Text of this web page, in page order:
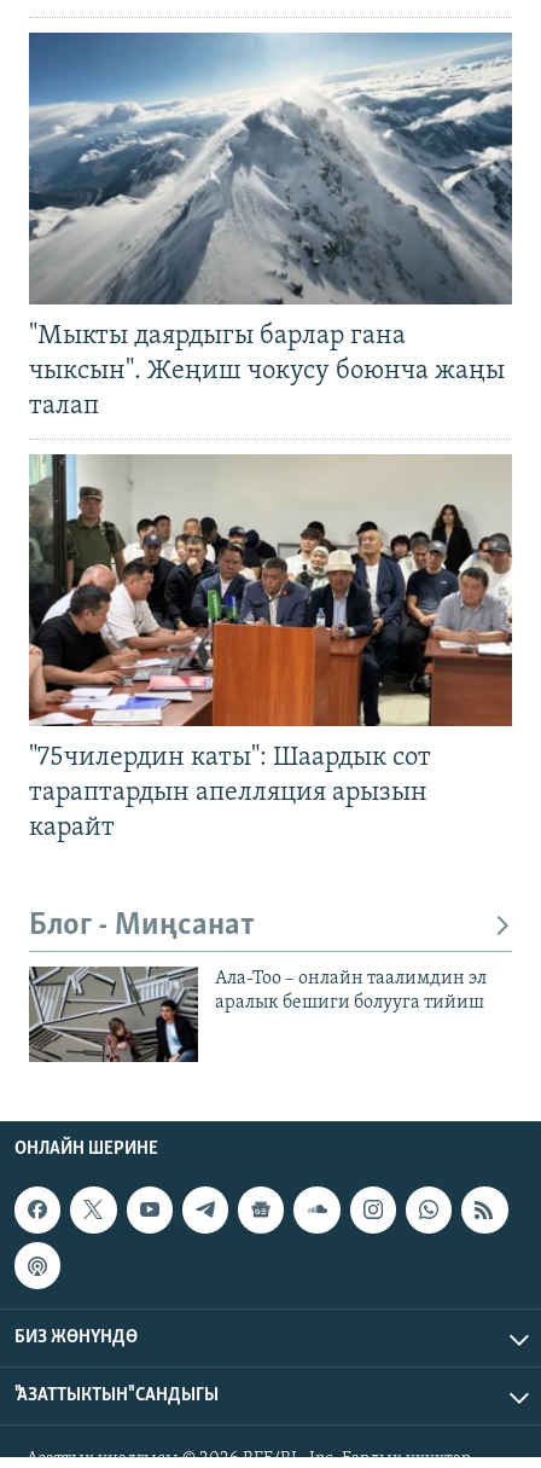
"Мыкты даярдыгы барлар гана
чыксын". Жеңиш чокусу боюнча жаңы
талап
"75чилердин каты": Шаардык сот
тараптардын апелляция арызын
карайт
Блог - Миңсанат
Ала-Тоо – онлайн таалимдин эл
аралык бешиги болууга тийиш
ОНЛАЙН ШЕРИНЕ
БИЗ ЖӨНҮНДӨ
"АЗАТТЫКТЫН" САНДЫГЫ
Азаттык үналгысы © 2026 RFE/RL, Inc. Бардык укуктар